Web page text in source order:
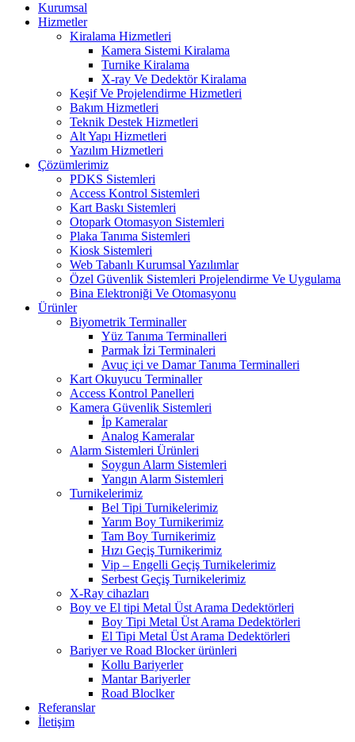
Kurumsal
Hizmetler
Kiralama Hizmetleri
Kamera Sistemi Kiralama
Turnike Kiralama
X-ray Ve Dedektör Kiralama
Keşif Ve Projelendirme Hizmetleri
Bakım Hizmetleri
Teknik Destek Hizmetleri
Alt Yapı Hizmetleri
Yazılım Hizmetleri
Çözümlerimiz
PDKS Sistemleri
Access Kontrol Sistemleri
Kart Baskı Sistemleri
Otopark Otomasyon Sistemleri
Plaka Tanıma Sistemleri
Kiosk Sistemleri
Web Tabanlı Kurumsal Yazılımlar
Özel Güvenlik Sistemleri Projelendirme Ve Uygulama
Bina Elektroniği Ve Otomasyonu
Ürünler
Biyometrik Terminaller
Yüz Tanıma Terminalleri
Parmak İzi Terminaleri
Avuç içi ve Damar Tanıma Terminalleri
Kart Okuyucu Terminaller
Access Kontrol Panelleri
Kamera Güvenlik Sistemleri
İp Kameralar
Analog Kameralar
Alarm Sistemleri Ürünleri
Soygun Alarm Sistemleri
Yangın Alarm Sistemleri
Turnikelerimiz
Bel Tipi Turnikelerimiz
Yarım Boy Turnikerimiz
Tam Boy Turnikerimiz
Hızı Geçiş Turnikerimiz
Vip – Engelli Geçiş Turnikelerimiz
Serbest Geçiş Turnikelerimiz
X-Ray cihazları
Boy ve El tipi Metal Üst Arama Dedektörleri
Boy Tipi Metal Üst Arama Dedektörleri
El Tipi Metal Üst Arama Dedektörleri
Bariyer ve Road Blocker ürünleri
Kollu Bariyerler
Mantar Bariyerler
Road Bloclker
Referanslar
İletişim